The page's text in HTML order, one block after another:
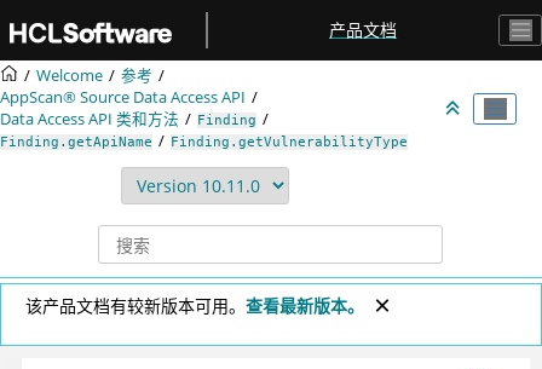
产品文档
Welcome
参考
AppScan® Source Data Access API
Data Access API 类和方法
Finding
Finding.getApiName
Finding.getVulnerabilityType
该产品文档有较新版本可用。 查看最新版本。